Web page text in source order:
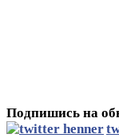
Подпишись на